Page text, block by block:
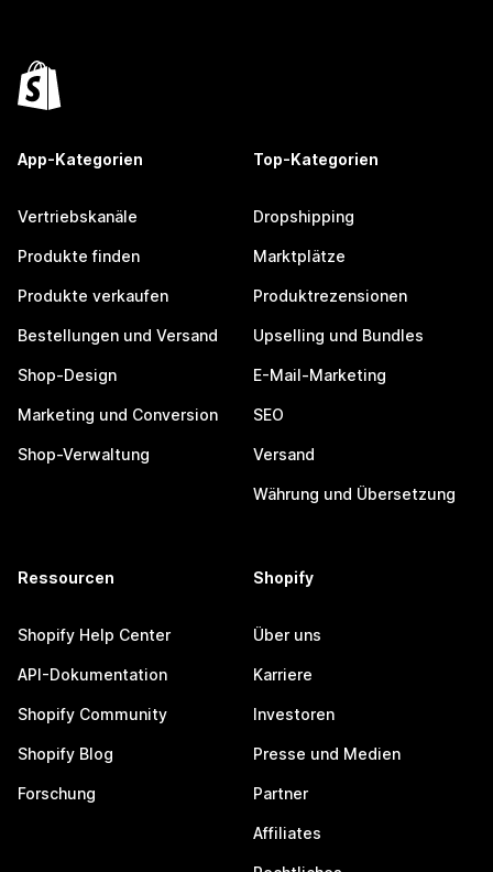
App-Kategorien
Vertriebskanäle
Produkte finden
Produkte verkaufen
Bestellungen und Versand
Shop-Design
Marketing und Conversion
Shop-Verwaltung
Top-Kategorien
Dropshipping
Marktplätze
Produktrezensionen
Upselling und Bundles
E-Mail-Marketing
SEO
Versand
Währung und Übersetzung
Ressourcen
Shopify Help Center
API-Dokumentation
Shopify Community
Shopify Blog
Forschung
Shopify
Über uns
Karriere
Investoren
Presse und Medien
Partner
Affiliates